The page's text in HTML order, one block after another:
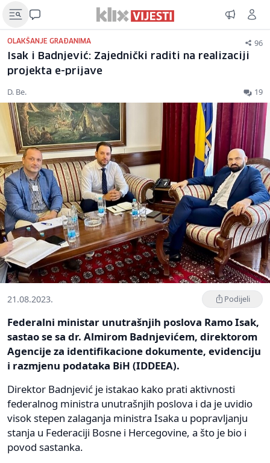
OLAKŠANJE GRAĐANIMA 96
Isak i Badnjević: Zajednički raditi na realizaciji
projekta e-prijave
D. Be. 19
21.08.2023. Podijeli
Federalni ministar unutrašnjih poslova Ramo Isak,
sastao se sa dr. Almirom Badnjevićem, direktorom
Agencije za identifikacione dokumente, evidenciju
i razmjenu podataka BiH (IDDEEA).
Direktor Badnjević je istakao kako prati aktivnosti
federalnog ministra unutrašnjih poslova i da je uvidio
visok stepen zalaganja ministra Isaka u popravljanju
stanja u Federaciji Bosne i Hercegovine, a što je bio i
povod sastanka.